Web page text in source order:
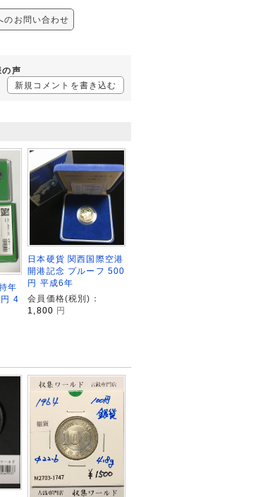
お問い合わせ
声
新規コメントを書き込む
年
4
日本硬貨 関西国際空港
開港記念 プルーフ 500
円 平成6年
会員価格(税別)：
1,800 円